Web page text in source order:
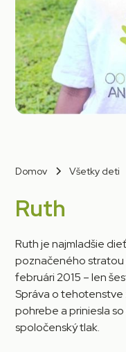
Domov Všetky deti
Ruth
Ruth je najmladšie
poznačeného stratou
februári 2015 – len
Správa o tehotenstve
pohrebe a priniesla
spoločenský tlak.